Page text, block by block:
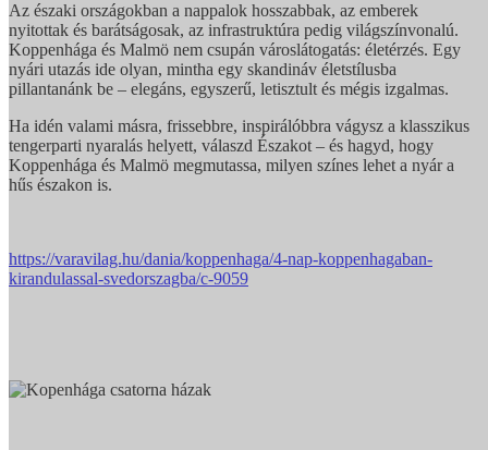
Az északi országokban a nappalok hosszabbak, az emberek
nyitottak és barátságosak, az infrastruktúra pedig világszínvonalú.
Koppenhága és Malmö nem csupán városlátogatás: életérzés. Egy
nyári utazás ide olyan, mintha egy skandináv életstílusba
pillantanánk be – elegáns, egyszerű, letisztult és mégis izgalmas.
Ha idén valami másra, frissebbre, inspirálóbbra vágysz a klasszikus
tengerparti nyaralás helyett, válaszd Északot – és hagyd, hogy
Koppenhága és Malmö megmutassa, milyen színes lehet a nyár a
hűs északon is.
https://varavilag.hu/dania/koppenhaga/4-nap-koppenhagaban-
kirandulassal-svedorszagba/c-9059